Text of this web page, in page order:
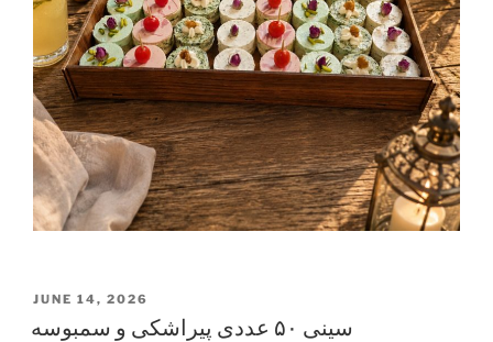
POSTED
JUNE 14, 2026
سینی ۵۰ عددی پیراشکی و سمبوسه